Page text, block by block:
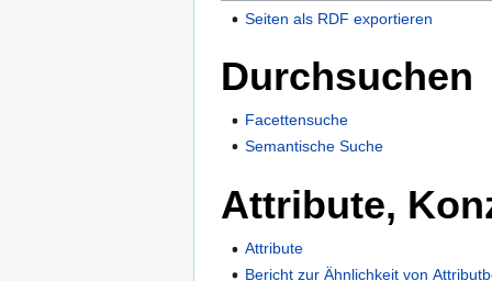
Seiten als RDF exportieren
Durchsuchen
Facettensuche
Semantische Suche
Attribute,
Attribute
Bericht zur Ähnlichkeit von